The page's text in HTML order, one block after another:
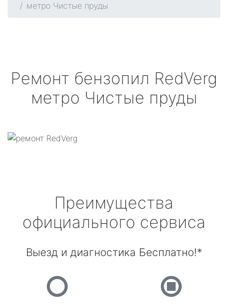
метро Чистые пруды
Ремонт бензопил RedVerg
метро Чистые пруды
Преимущества
официального сервиса
Выезд и диагностика Бесплатно!*